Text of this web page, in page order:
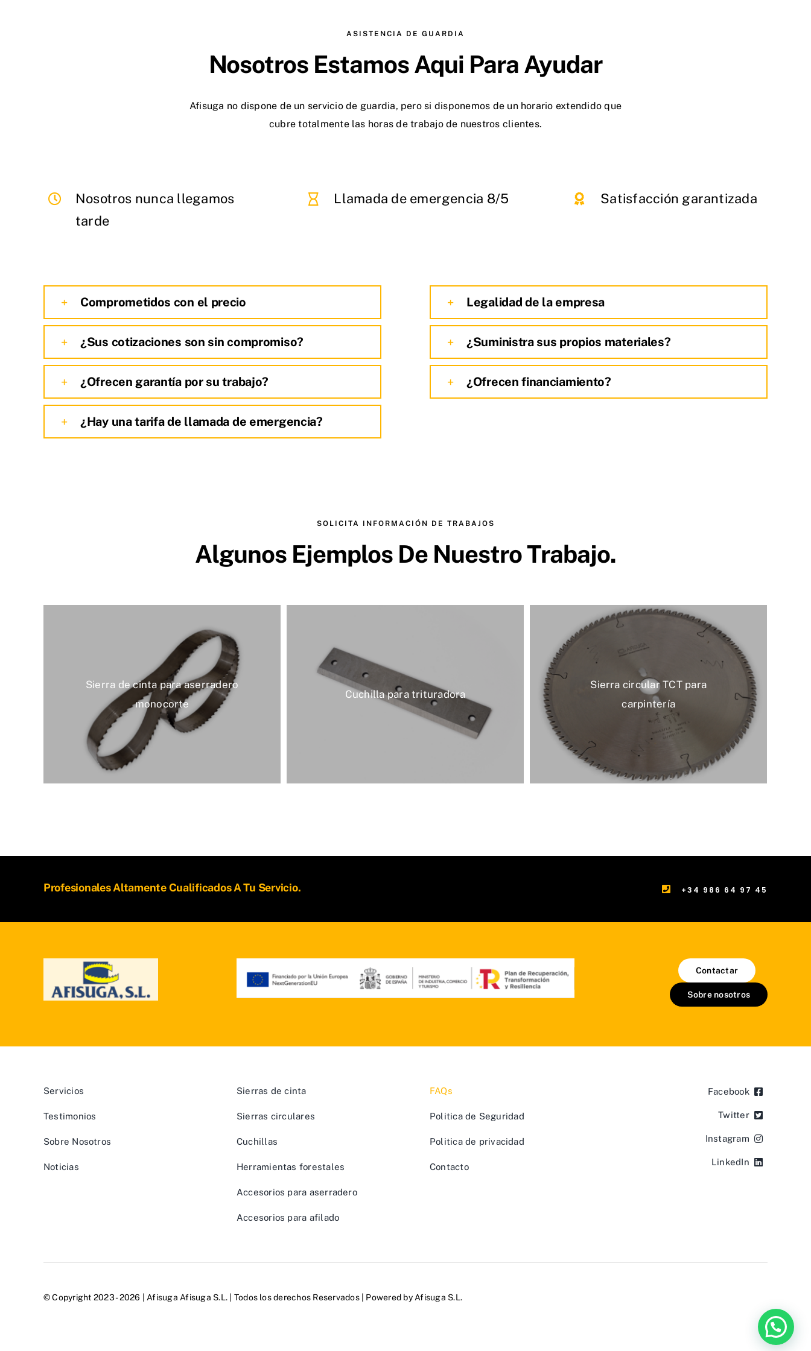
ASISTENCIA DE GUARDIA
Nosotros Estamos Aqui Para Ayudar
Afisuga no dispone de un servicio de guardia, pero si disponemos de un horario extendido que
cubre totalmente las horas de trabajo de nuestros clientes.
Nosotros nunca llegamos
tarde
Llamada de emergencia 8/5 Satisfacción garantizada
Comprometidos con el precio
¿Sus cotizaciones son sin compromiso?
¿Ofrecen garantía por su trabajo?
¿Hay una tarifa de llamada de emergencia?
Legalidad de la empresa
¿Suministra sus propios materiales?
¿Ofrecen financiamiento?
SOLICITA INFORMACIÓN DE TRABAJOS
Algunos Ejemplos De Nuestro Trabajo.
Sierra de cinta para aserradero
monocorte
Cuchilla para trituradora
Sierra circular TCT para
carpintería
Profesionales Altamente Cualificados A Tu Servicio. +34 986 64 97 45
Contactar
Sobre nosotros
Servicios
Testimonios
Sobre Nosotros
Noticias
Sierras de cinta
Sierras circulares
Cuchillas
Herramientas forestales
Accesorios para aserradero
Accesorios para afilado
FAQs
Politica de Seguridad
Politica de privacidad
Contacto
Facebook
Twitter
Instagram
LinkedIn
© Copyright 2023 - 2026 | Afisuga Afisuga S.L. | Todos los derechos Reservados | Powered by Afisuga S.L.